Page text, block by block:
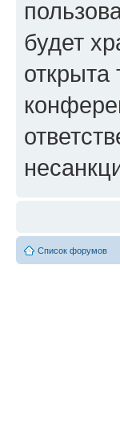
будет
Список форумов